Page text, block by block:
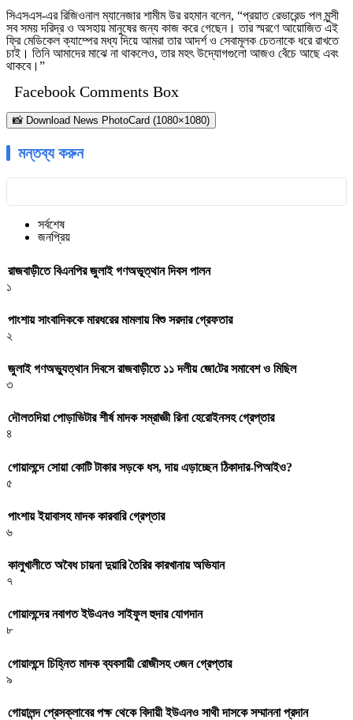
সিএসএস-এর রিজিওনাল ম্যানেজার শামীম উর রহমান বলেন, “প্রয়াত রেভারেন্ড পল মুন্সী
সব সময় দরিদ্র ও অসহায় মানুষের জন্য কাজ করে গেছেন। তার স্মরণে আয়োজিত এই
ফ্রি মেডিকেল ক্যাম্পের মধ্য দিয়ে আমরা তার আদর্শ ও সেবামূলক চেতনাকে ধরে রাখতে
চাই। তিনি আমাদের মাঝে না থাকলেও, তার মহৎ উদ্যোগগুলো আজও বেঁচে আছে এবং
থাকবে।”
Facebook Comments Box
📸 Download News PhotoCard (1080×1080)
মন্তব্য করুন
সর্বশেষ
জনপ্রিয়
রাজবাড়ীতে বিএন‌পির জুলাই গণঅভূত্থান দিবস পালন
১
পাংশায় সাংবাদিককে মারধরের মামলায় বিশু সরদার গ্রেফতার
২
জুলাই গণঅভ্যুত্থান দিবসে রাজবাড়ীতে ১১ দলীয় জো‌টের সমাবেশ ও মি‌ছিল
৩
দৌলতদিয়া পোড়াভিটার শীর্ষ মাদক সম্রাজ্ঞী রিনা হেরোইনসহ গ্রেপ্তার
৪
গোয়ালন্দে সোয়া কোটি টাকার সড়কে ধস, দায় এড়াচ্ছেন ঠিকাদার-পিআইও?
৫
পাংশায় ইয়াবাসহ মাদক কারবারি গ্রেপ্তার
৬
কালুখালীতে অবৈধ চায়না দুয়ারি তৈরির কারখানায় অভিযান
৭
গোয়ালন্দের নবাগত ইউএনও সাইফুল হুদার যোগদান
৮
গোয়ালন্দে চিহ্নিত মাদক ব্যবসায়ী রোজীসহ ৩জন গ্রেপ্তার
৯
গোয়ালন্দ প্রেসক্লাবের পক্ষ থেকে বিদায়ী ইউএনও সাথী দাসকে সম্মাননা প্রদান